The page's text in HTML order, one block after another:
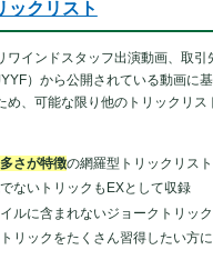
ックリスト
ワインドスタッフ出演動画、取引
）から公開されている動画に
め、可能な限り他のトリックリス
さが特徴の網羅型トリックリスト
ないトリックもEXとして収録
ルに含まれないジョークトリッ
リックをたくさん習得したい方